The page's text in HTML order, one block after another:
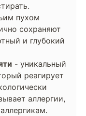
пухом
сохраняют
и глубокий
- уникальный
реагирует
аллергии,